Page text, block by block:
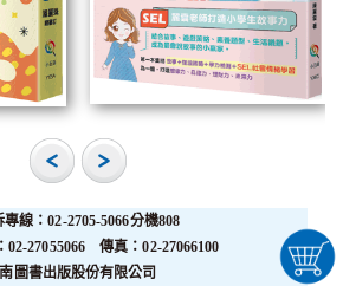
專線：02-2705-5066分機808
02-27055066 傳真：02-27066100
圖書出版股份有限公司